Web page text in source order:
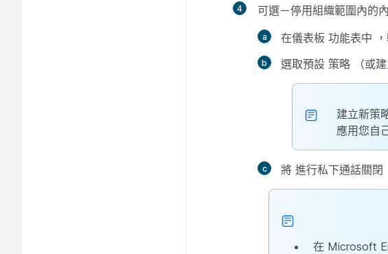
4
可選－停用組織範圍內的
在儀表板 功能表中
選取預設 策略 （或
建立新策
應用您自
將 進行私下通話關閉
在 Microsoft